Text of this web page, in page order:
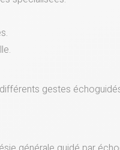
gestes